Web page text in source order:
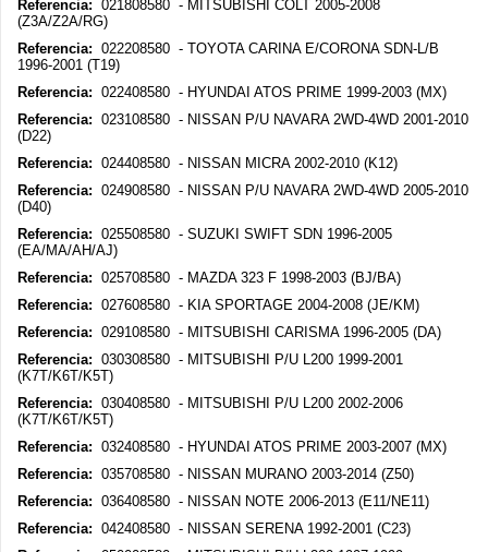
Referencia: 021808580 - MITSUBISHI COLT 2005-2008
(Z3A/Z2A/RG)
Referencia: 022208580 - TOYOTA CARINA E/CORONA SDN-L/B
1996-2001 (T19)
Referencia: 022408580 - HYUNDAI ATOS PRIME 1999-2003 (MX)
Referencia: 023108580 - NISSAN P/U NAVARA 2WD-4WD 2001-2010
(D22)
Referencia: 024408580 - NISSAN MICRA 2002-2010 (K12)
Referencia: 024908580 - NISSAN P/U NAVARA 2WD-4WD 2005-2010
(D40)
Referencia: 025508580 - SUZUKI SWIFT SDN 1996-2005
(EA/MA/AH/AJ)
Referencia: 025708580 - MAZDA 323 F 1998-2003 (BJ/BA)
Referencia: 027608580 - KIA SPORTAGE 2004-2008 (JE/KM)
Referencia: 029108580 - MITSUBISHI CARISMA 1996-2005 (DA)
Referencia: 030308580 - MITSUBISHI P/U L200 1999-2001
(K7T/K6T/K5T)
Referencia: 030408580 - MITSUBISHI P/U L200 2002-2006
(K7T/K6T/K5T)
Referencia: 032408580 - HYUNDAI ATOS PRIME 2003-2007 (MX)
Referencia: 035708580 - NISSAN MURANO 2003-2014 (Z50)
Referencia: 036408580 - NISSAN NOTE 2006-2013 (E11/NE11)
Referencia: 042408580 - NISSAN SERENA 1992-2001 (C23)